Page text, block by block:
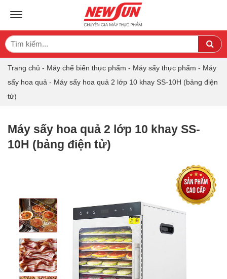
TOGGLE NAVIGATION
Search
for:
Trang chủ - Máy chế biến thực phẩm - Máy sấy thực phẩm - Máy
sấy hoa quả - Máy sấy hoa quả 2 lớp 10 khay SS-10H (bảng điện
tử)
Máy sấy hoa quả 2 lớp 10 khay SS-
10H (bảng điện tử)